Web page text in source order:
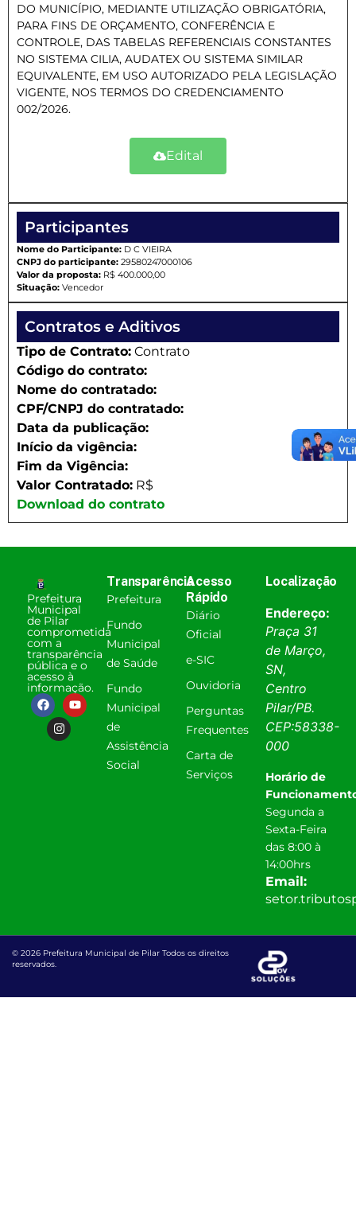
DO MUNICÍPIO, MEDIANTE UTILIZAÇÃO OBRIGATÓRIA,
PARA FINS DE ORÇAMENTO, CONFERÊNCIA E
CONTROLE, DAS TABELAS REFERENCIAIS CONSTANTES
NO SISTEMA CILIA, AUDATEX OU SISTEMA SIMILAR
EQUIVALENTE, EM USO AUTORIZADO PELA LEGISLAÇÃO
VIGENTE, NOS TERMOS DO CREDENCIAMENTO
002/2026.
Edital
Participantes
Nome do Participante: D C VIEIRA
CNPJ do participante: 29580247000106
Valor da proposta: R$ 400.000,00
Situação: Vencedor
Contratos e Aditivos
Tipo de Contrato: Contrato
Código do contrato:
Nome do contratado:
CPF/CNPJ do contratado:
Data da publicação:
Início da vigência:
Fim da Vigência:
Valor Contratado: R$
Download do contrato
Prefeitura
Municipal
de Pilar
comprometida
com a
transparência
pública e o
acesso à
informação.
Transparência
Prefeitura
Fundo
Municipal
de Saúde
Fundo
Municipal
de
Assistência
Social
Acesso
Rápido
Diário
Oficial
e-SIC
Ouvidoria
Perguntas
Frequentes
Carta de
Serviços
Localização
Endereço:
Praça 31
de Março,
SN,
Centro
Pilar/PB.
CEP:58338-
000
Horário de
Segunda a
Sexta-Feira
das 8:00 à
14:00hrs
Email:
© 2026 Prefeitura Municipal de Pilar Todos os direitos
reservados.